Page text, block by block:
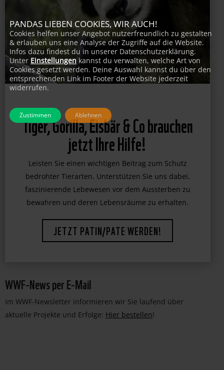
Tiger, Gorilla, Eisbär & Co brauchen
jetzt Ihre Hilfe!
Leisten Sie einen wichtigen Beitrag zum Schutz
bedrohter Tierarten. Unterstützen Sie uns dabei,
faszinierende Lebewesen vor dem Aussterben zu
bewahren und deren Lebensräume zu erhalten.
JETZT PATIN/PATE WERDEN!
WWF-News per E-Mail
Im WWF-Newsletter informieren wir Sie laufend über
aktuelle Projekte und Erfolge: Hier bestellen!
PANDAS LIEBEN COOKIES, WIR AUCH!
Cookies helfen unser Angebot nutzerfreundlich zu gestalten
& erlauben uns eine Analyse der Zugriffe auf die Website.
Infos dazu findest du in unserer Datenschutzerklärung.
Unter Einstellungen kannst du verwalten, welche Art von
Cookies gesetzt werden. Deine Auswahl kannst du über den
entsprechenden Link im Footer der Website jederzeit
widerrufen.
Zustimmen Ablehnen